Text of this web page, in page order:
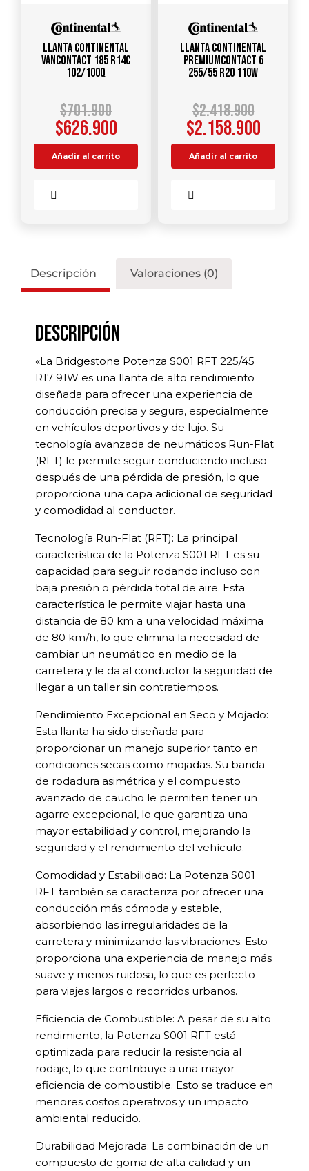
Llanta CONTINENTAL
VANCONTACT 185 R14C
102/100Q
$701.900
$626.900
Añadir al carrito
Llanta CONTINENTAL
PREMIUMCONTACT 6
255/55 R20 110W
$2.418.900
$2.158.900
Añadir al carrito
Descripción Valoraciones (0)
Descripción
«La Bridgestone Potenza S001 RFT 225/45
R17 91W es una llanta de alto rendimiento
diseñada para ofrecer una experiencia de
conducción precisa y segura, especialmente
en vehículos deportivos y de lujo. Su
tecnología avanzada de neumáticos Run-Flat
(RFT) le permite seguir conduciendo incluso
después de una pérdida de presión, lo que
proporciona una capa adicional de seguridad
y comodidad al conductor.
Tecnología Run-Flat (RFT): La principal
característica de la Potenza S001 RFT es su
capacidad para seguir rodando incluso con
baja presión o pérdida total de aire. Esta
característica le permite viajar hasta una
distancia de 80 km a una velocidad máxima
de 80 km/h, lo que elimina la necesidad de
cambiar un neumático en medio de la
carretera y le da al conductor la seguridad de
llegar a un taller sin contratiempos.
Rendimiento Excepcional en Seco y Mojado:
Esta llanta ha sido diseñada para
proporcionar un manejo superior tanto en
condiciones secas como mojadas. Su banda
de rodadura asimétrica y el compuesto
avanzado de caucho le permiten tener un
agarre excepcional, lo que garantiza una
mayor estabilidad y control, mejorando la
seguridad y el rendimiento del vehículo.
Comodidad y Estabilidad: La Potenza S001
RFT también se caracteriza por ofrecer una
conducción más cómoda y estable,
absorbiendo las irregularidades de la
carretera y minimizando las vibraciones. Esto
proporciona una experiencia de manejo más
suave y menos ruidosa, lo que es perfecto
para viajes largos o recorridos urbanos.
Eficiencia de Combustible: A pesar de su alto
rendimiento, la Potenza S001 RFT está
optimizada para reducir la resistencia al
rodaje, lo que contribuye a una mayor
eficiencia de combustible. Esto se traduce en
menores costos operativos y un impacto
ambiental reducido.
Durabilidad Mejorada: La combinación de un
compuesto de goma de alta calidad y un